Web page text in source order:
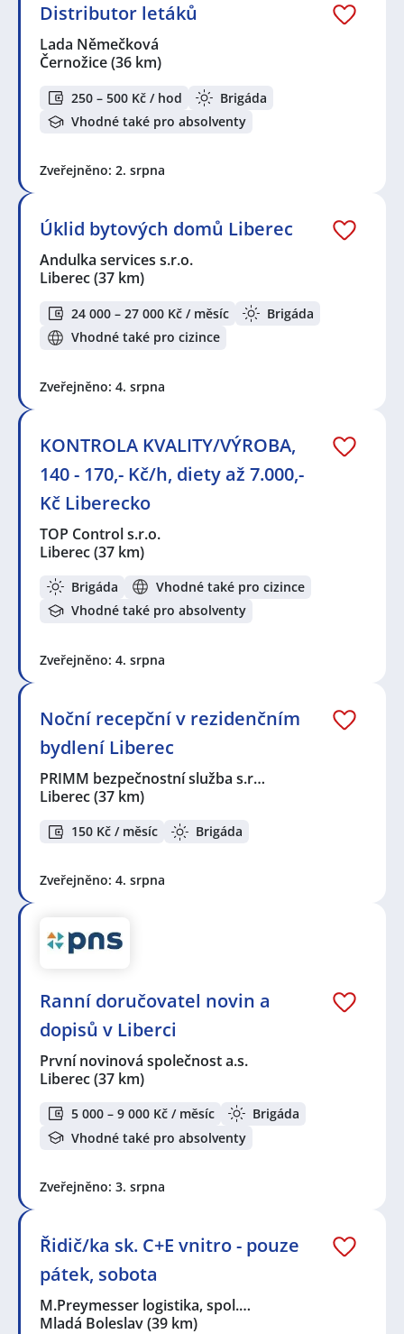
Distributor letáků
Lada Němečková
Černožice(36 km)
250 – 500 Kč / hod
Brigáda
Vhodné také pro absolventy
Zveřejněno: 2. srpna
Úklid bytových domů Liberec
Andulka services s.r.o.
Liberec(37 km)
24 000 – 27 000 Kč / měsíc
Brigáda
Vhodné také pro cizince
Zveřejněno: 4. srpna
KONTROLA KVALITY/VÝROBA,
140 - 170,- Kč/h, diety až 7.000,-
Kč Liberecko
TOP Control s.r.o.
Liberec(37 km)
Brigáda
Vhodné také pro cizince
Vhodné také pro absolventy
Zveřejněno: 4. srpna
Noční recepční v rezidenčním
bydlení Liberec
PRIMM bezpečnostní služba s.r…
Liberec(37 km)
150 Kč / měsíc Brigáda
Zveřejněno: 4. srpna
Ranní doručovatel novin a
dopisů v Liberci
První novinová společnost a.s.
Liberec(37 km)
5 000 – 9 000 Kč / měsíc
Brigáda
Vhodné také pro absolventy
Zveřejněno: 3. srpna
Řidič/ka sk. C+E vnitro - pouze
pátek, sobota
M.Preymesser logistika, spol.…
Mladá Boleslav(39 km)